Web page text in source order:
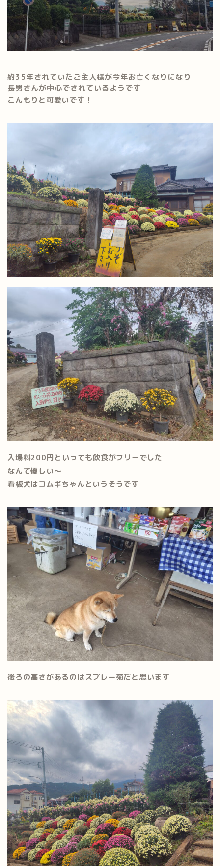
約35年されていたご主人様が今年お亡くなりになり
長男さんが中心でされているようです
こんもりと可愛いです！
入場料200円といっても飲食がフリーでした
なんて優しい～
看板犬はコムギちゃんというそうです
後ろの高さがあるのはスプレー菊だと思います